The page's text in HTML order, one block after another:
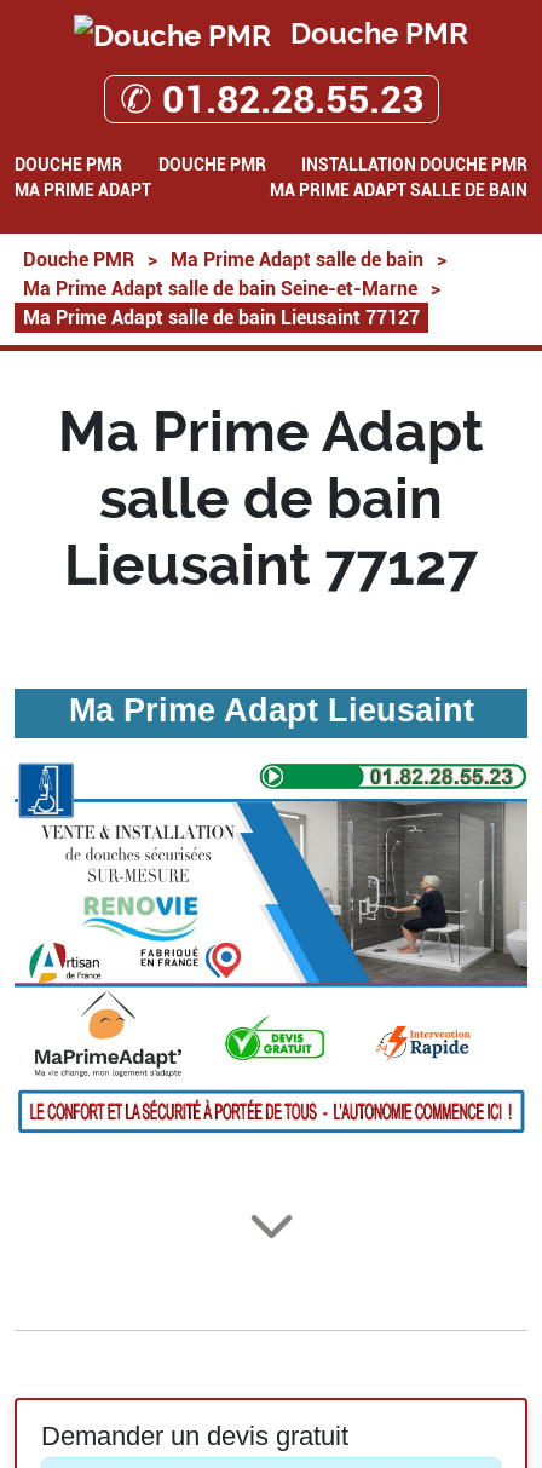
Douche PMR
✆ 01.82.28.55.23
DOUCHE PMR DOUCHE PMR
INSTALLATION DOUCHE PMR
MA PRIME ADAPT
MA PRIME ADAPT SALLE DE BAIN
Douche PMR > Ma Prime Adapt salle de bain
>
Ma Prime Adapt salle de bain Seine-et-Marne
>
Ma Prime Adapt salle de bain Lieusaint 77127
Ma Prime Adapt
salle de bain
Lieusaint 77127
Ma Prime Adapt Lieusaint
Demander un devis gratuit